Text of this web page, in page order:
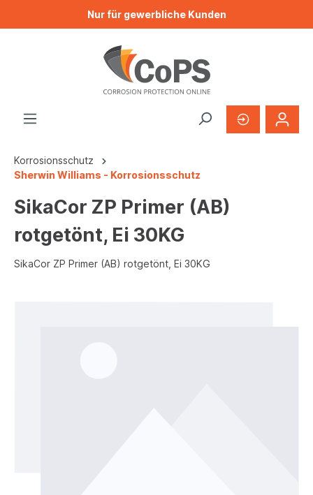
Nur für gewerbliche Kunden
Korrosionsschutz
Sherwin Williams - Korrosionsschutz
SikaCor ZP Primer (AB)
rotgetönt, Ei 30KG
SikaCor ZP Primer (AB) rotgetönt, Ei 30KG